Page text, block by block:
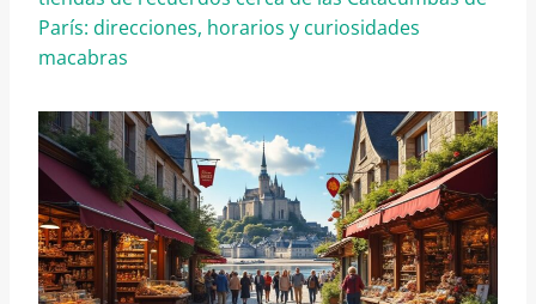
París: direcciones, horarios y curiosidades
macabras